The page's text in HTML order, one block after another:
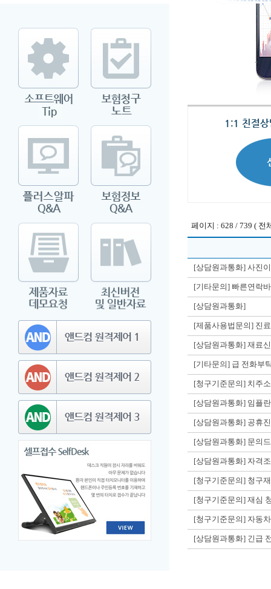
페이지 : 628 / 739 ( 전
[상담원과통화] 사진
[기타문의] 빠른연락
[상담원과통화]
[제품사용법문의] 진
[상담원과통화] 재료
[기타문의] 급 전화부
[청구기준문의] 치주
[상담원과통화] 임플
[상담원과통화] 공휴
[상담원과통화] 문의
[상담원과통화] 자격
[청구기준문의] 청구
[청구기준문의] 재심
[청구기준문의] 자동
[상담원과통화] 긴급